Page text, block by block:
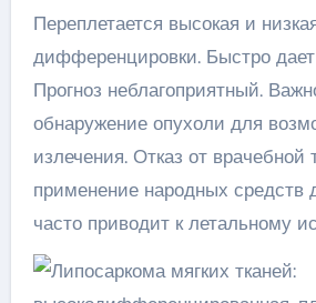
Переплетается высокая и
дифференцировки. Быстро
Прогноз неблагоприятный.
обнаружение опухоли для
излечения. Отказ от врачебной
применение народных средств
часто приводит к летальному